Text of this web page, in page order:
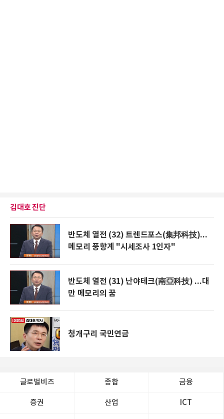
김대호 진단
반도체 열전 (32) 트렌드포스(集邦科技)...
메모리 풍향계 "시세조사 1인자"
반도체 열전 (31) 난야테크(南亞科技) ...대
만 메모리의 꿈
청개구리 국민연금
글로벌비즈 종합 금융
증권 산업 ICT